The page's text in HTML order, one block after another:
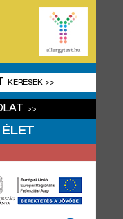
KERESEK >>
>>